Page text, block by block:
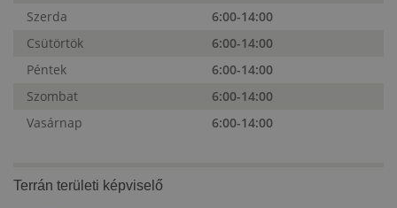
Szerda
6:00-14:00
Csütörtök
6:00-14:00
Péntek
6:00-14:00
Szombat
6:00-14:00
Vasárnap
6:00-14:00
Terrán területi képviselő